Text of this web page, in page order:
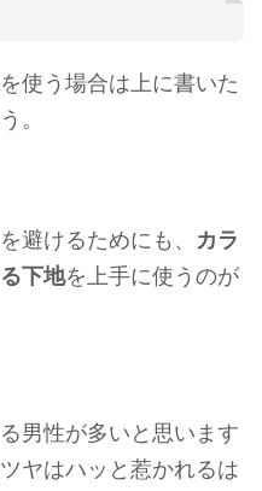
使う場合は上に書いた
。
避けるためにも、 カラ
下地を上手に使うのが
男性が多いと思います
ヤはハッと惹かれるは